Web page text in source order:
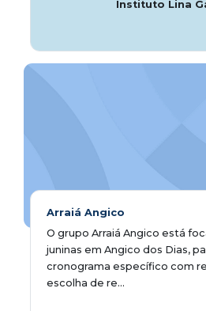
Instituto Lina
Arraiá Angico
O grupo Arraiá Angico está
juninas em Angico dos Dias,
cronograma específico com
escolha de re...